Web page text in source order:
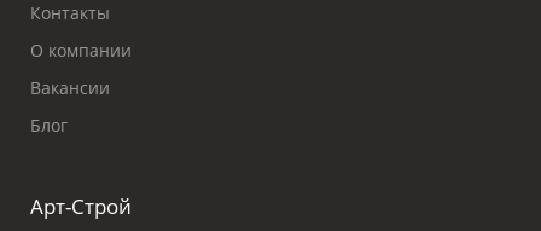
Контакты
О компании
Вакансии
Блог
Арт-Строй